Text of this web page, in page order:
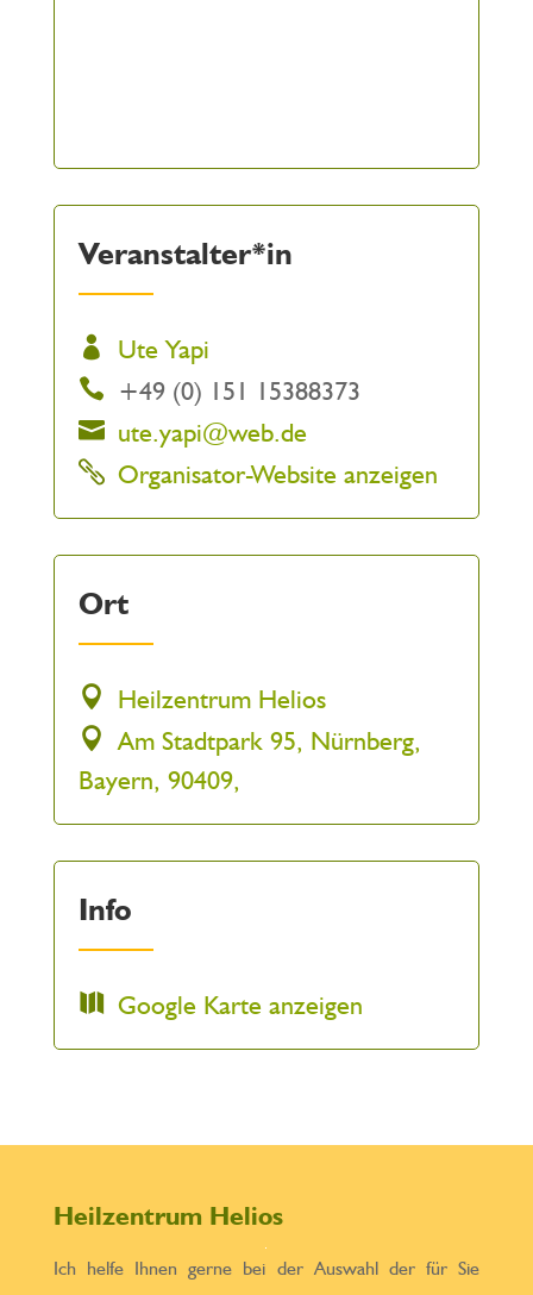
Veranstalter*in
Ute Yapi
+49 (0) 151 15388373
ute.yapi@web.de
Organisator-Website anzeigen
Ort
Heilzentrum Helios
Am Stadtpark 95, Nürnberg,
Bayern, 90409,
Info
Google Karte anzeigen
Heilzentrum Helios
Ich helfe Ihnen gerne bei der Auswahl der für Sie